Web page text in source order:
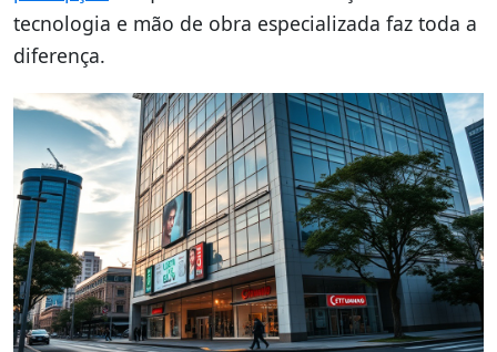
tecnologia e mão de obra especializada faz toda a
diferença.